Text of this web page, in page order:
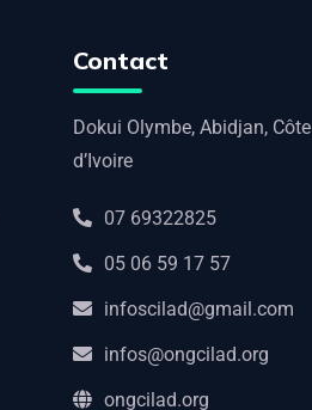
Contact
Dokui Olymbe, Abidjan, Côte
d’Ivoire
07 69322825
05 06 59 17 57
infoscilad@gmail.com
infos@ongcilad.org
ongcilad.org